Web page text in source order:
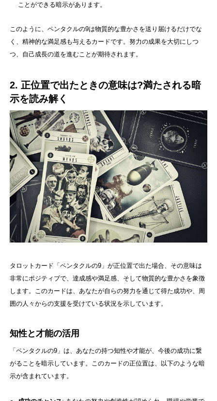
ことができる暗示があります。
このように、ペンタクルの9は物質的な豊かさを送り届けるだけでな
く、精神的な満足感も与えるカードです。努力の成果を大切にしつ
つ、自己成長の道を進むことが期待されます。
2. 正位置で出たときの意味は?満たされる暗
示を読み解く
タロットカード「ペンタクルの9」が正位置で出た場合、その意味は
非常にポジティブで、達成感や満足感、そして物質的な豊かさを象徴
します。このカードは、あなたが自らの努力を通じて得た成功や、周
囲の人々からの支援を受けている状況を示しています。
知性と才能の活用
「ペンタクルの9」は、あなたの持つ知性や才能が、今後の成功に繋
がることを暗示しています。このカードの正位置は、以下のような暗
示が含まれています。